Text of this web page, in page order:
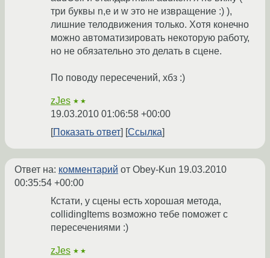
три буквы n,e и w это не извращение :) ),
лишние телодвижения только. Хотя конечно
можно автоматизировать некоторую работу,
но не обязательно это делать в сцене.
По поводу пересечений, хбз :)
zJes ★★
19.03.2010 01:06:58 +00:00
Показать ответ
Ссылка
Ответ на: комментарий от Obey-Kun 19.03.2010
00:35:54 +00:00
Кстати, у сцены есть хорошая метода,
collidingItems возможно тебе поможет с
пересечениями :)
zJes ★★